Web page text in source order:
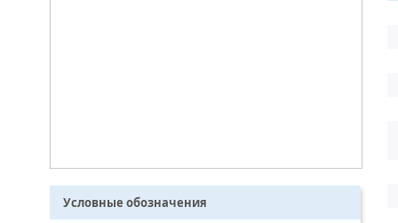
Условные обозначения